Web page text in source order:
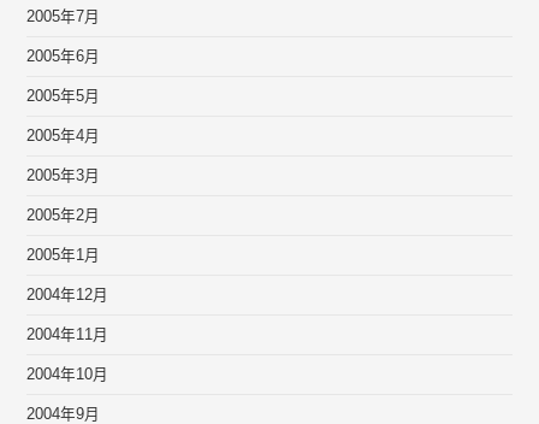
2005年7月
2005年6月
2005年5月
2005年4月
2005年3月
2005年2月
2005年1月
2004年12月
2004年11月
2004年10月
2004年9月